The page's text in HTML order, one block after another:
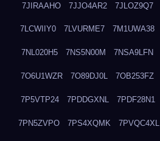
7JIRAAHO 7JJO4AR2 7JLOZ9Q7
7LCWIIY0 7LVURME7 7M1UWA38
7NL020H5 7NS5N00M 7NSA9LFN
7O6U1WZR 7O89DJ0L 7OB253FZ
7P5VTP24 7PDDGXNL 7PDF28N1
7PN5ZVPO 7PS4XQMK 7PVQC4XL